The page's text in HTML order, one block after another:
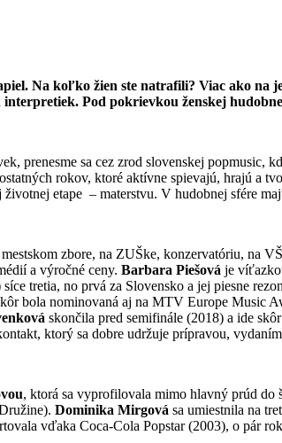
Na koľko žien ste natrafili? Viac ako
Pod pokrievkou ženskej
prenesme sa cez zrod slovenskej popmusic,
rokov, ktoré aktívne spievajú, hrajú a
etape – materstvu. V hudobnej sfére
zbore, na ZUŠke, konzervatóriu, na
a výročné ceny. Barbara Piešová je
tretia, no prvá za Slovensko a jej piesne
bola nominovaná aj na MTV Europe Music
skončila pred semifinále (2018) a ide
ktorý sa dobre udržuje prípravou,
, ktorá sa vyprofilovala mimo hlavný prúd do
Dominika Mirgová sa umiestnila na
vďaka Coca-Cola Popstar (2003), o pár